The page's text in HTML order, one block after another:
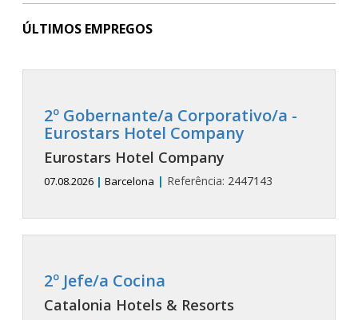
ÚLTIMOS EMPREGOS
2º Gobernante/a Corporativo/a -
Eurostars Hotel Company
Eurostars Hotel Company
07.08.2026 | Barcelona | Referência: 2447143
2º Jefe/a Cocina
Catalonia Hotels & Resorts